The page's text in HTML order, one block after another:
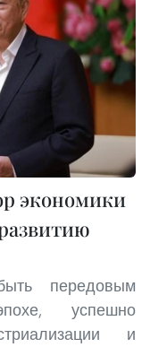
экономики
передовым
успешно
и